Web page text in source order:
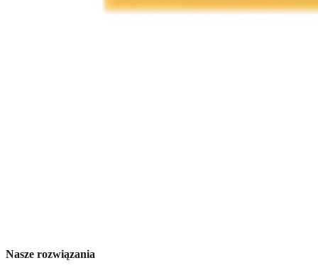
Nasze rozwiązania